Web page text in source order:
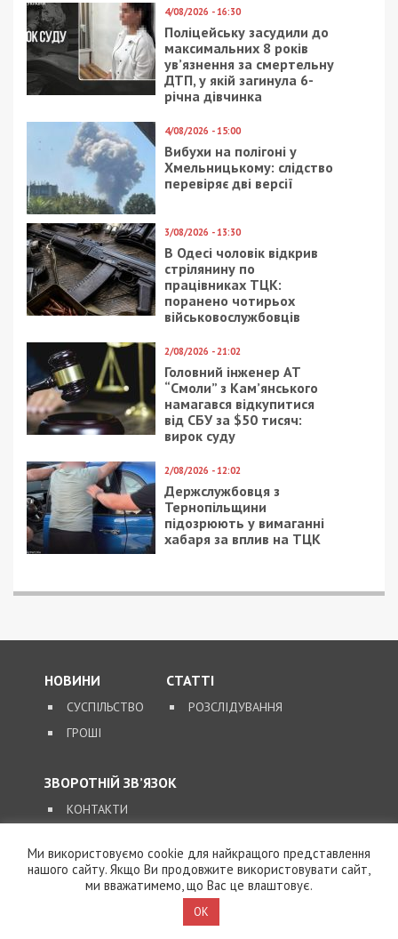
4/08/2026 - 16:30
Поліцейську засудили до
максимальних 8 років
ув’язнення за смертельну
ДТП, у якій загинула 6-
річна дівчинка
4/08/2026 - 15:00
Вибухи на полігоні у
Хмельницькому: слідство
перевіряє дві версії
3/08/2026 - 13:30
В Одесі чоловік відкрив
стрілянину по
працівниках ТЦК:
поранено чотирьох
військовослужбовців
2/08/2026 - 21:02
Головний інженер АТ
“Смоли” з Кам’янського
намагався відкупитися
від СБУ за $50 тисяч:
вирок суду
2/08/2026 - 12:02
Держслужбовця з
Тернопільщини
підозрюють у вимаганні
хабаря за вплив на ТЦК
НОВИНИ
СУСПІЛЬСТВО
ГРОШІ
СТАТТІ
РОЗСЛІДУВАННЯ
ЗВОРОТНІЙ ЗВ’ЯЗОК
КОНТАКТИ
SUPPORT@49000.COM.UA
© 2026, ВСІ ПРАВА ЗАХИЩЕНІ
Ми використовуємо cookie для найкращого представлення
нашого сайту. Якщо Ви продовжите використовувати сайт,
ми вважатимемо, що Вас це влаштовує.
OK